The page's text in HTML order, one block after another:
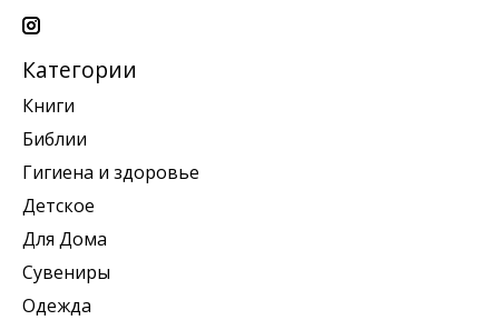
Категории
Книги
Библии
Гигиена и здоровье
Детское
Для Дома
Сувениры
Одежда